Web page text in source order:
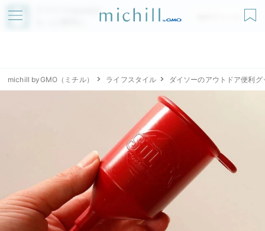
アプリでmichillが
無料ダウンロード
michill byGMO（ミチル） ライフスタイル ダイソーのアウトドア便利グ